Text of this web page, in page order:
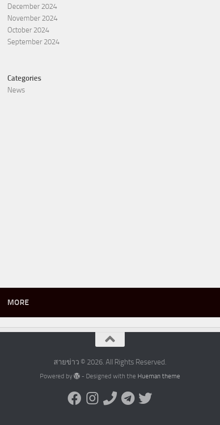
December 2024
November 2024
October 2024
September 2024
Categories
News
MORE
สายข่าว © 2026. All Rights Reserved.
Powered by - Designed with the Hueman theme